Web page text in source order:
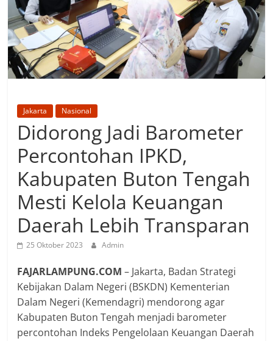
Jakarta Nasional
Didorong Jadi Barometer
Percontohan IPKD,
Kabupaten Buton Tengah
Mesti Kelola Keuangan
Daerah Lebih Transparan
25 Oktober 2023 Admin
FAJARLAMPUNG.COM– Jakarta, Badan Strategi
Kebijakan Dalam Negeri (BSKDN) Kementerian
Dalam Negeri (Kemendagri) mendorong agar
Kabupaten Buton Tengah menjadi barometer
percontohan Indeks Pengelolaan Keuangan Daerah